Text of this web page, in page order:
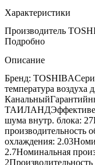
Характеристики
Производитель
Подробно
Описание
Бренд:
температура воздуха
шума внутр. блока:
производительность
охлаждения:
2.7Номинальная